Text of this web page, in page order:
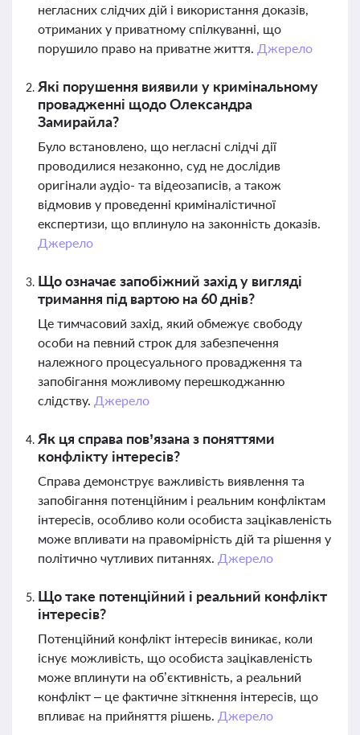
негласних слідчих дій і використання доказів,
отриманих у приватному спілкуванні, що
порушило право на приватне життя. Джерело
Які порушення виявили у кримінальному
провадженні щодо Олександра
Замирайла?
Було встановлено, що негласні слідчі дії
проводилися незаконно, суд не дослідив
оригінали аудіо- та відеозаписів, а також
відмовив у проведенні криміналістичної
експертизи, що вплинуло на законність доказів.
Джерело
Що означає запобіжний захід у вигляді
тримання під вартою на 60 днів?
Це тимчасовий захід, який обмежує свободу
особи на певний строк для забезпечення
належного процесуального провадження та
запобігання можливому перешкоджанню
слідству. Джерело
Як ця справа пов’язана з поняттями
конфлікту інтересів?
Справа демонструє важливість виявлення та
запобігання потенційним і реальним конфліктам
інтересів, особливо коли особиста зацікавленість
може впливати на правомірність дій та рішення у
політично чутливих питаннях. Джерело
Що таке потенційний і реальний конфлікт
інтересів?
Потенційний конфлікт інтересів виникає, коли
існує можливість, що особиста зацікавленість
може вплинути на об’єктивність, а реальний
конфлікт – це фактичне зіткнення інтересів, що
впливає на прийняття рішень. Джерело